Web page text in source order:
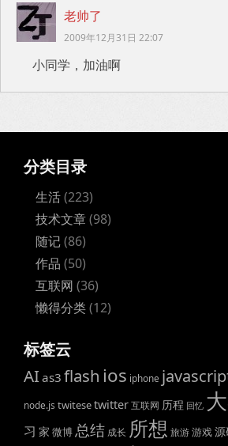
老帅了
2009年12月31日 22:07
小同学，加油啊
分类目录
生活(223)
技术文章(98)
随记(86)
作品 (50)
互联网 (36)
懒得分类(12)
标签云
AIas3 flash ios iphone
node.js twitesetwitter互联网 历程 回忆
习 家 微博总结 成长 所想 旅游游戏